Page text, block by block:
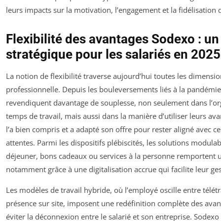
leurs impacts sur la motivation, l’engagement et la fidélisation
Flexibilité des avantages Sodexo :
stratégique pour les salariés en 2025
La notion de flexibilité traverse aujourd’hui toutes les
professionnelle. Depuis les bouleversements liés à la
revendiquent davantage de souplesse, non seulement dans
temps de travail, mais aussi dans la manière d’utiliser leurs
l’a bien compris et a adapté son offre pour rester aligné avec
attentes. Parmi les dispositifs plébiscités, les solutions
déjeuner, bons cadeaux ou services à la personne remportent
notamment grâce à une digitalisation accrue qui facilite leur
Les modèles de travail hybride, où l’employé oscille entre
présence sur site, imposent une redéfinition complète des
éviter la déconnexion entre le salarié et son entreprise.